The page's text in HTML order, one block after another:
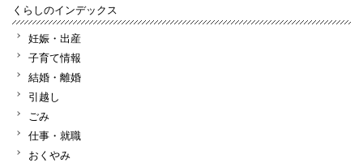
くらしのインデックス
妊娠・出産
子育て情報
結婚・離婚
引越し
ごみ
仕事・就職
おくやみ